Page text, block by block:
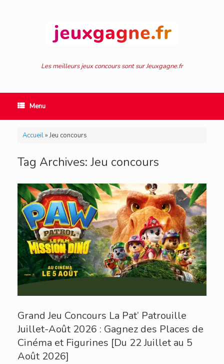
Les meilleurs jeux concours sont sur Jeuxgagne.fr
Menu
Accueil»Jeu concours
Tag Archives: Jeu concours
Grand Jeu Concours La Pat’ Patrouille
Juillet-Août 2026 : Gagnez des Places de
Cinéma et Figurines [Du 22 Juillet au 5
Août 2026]